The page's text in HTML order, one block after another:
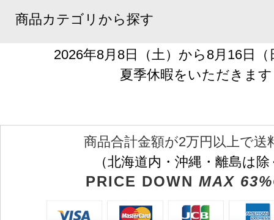
商品カテゴリから探す
2026年8月8日（土）から8月16日
夏季休暇をいただきます
商品合計金額が2万円以上で送
（北海道内・沖縄・離島は
PRICE DOWN MAX